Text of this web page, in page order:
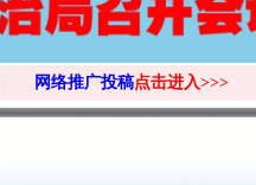
网络推广投稿点击进入>>>